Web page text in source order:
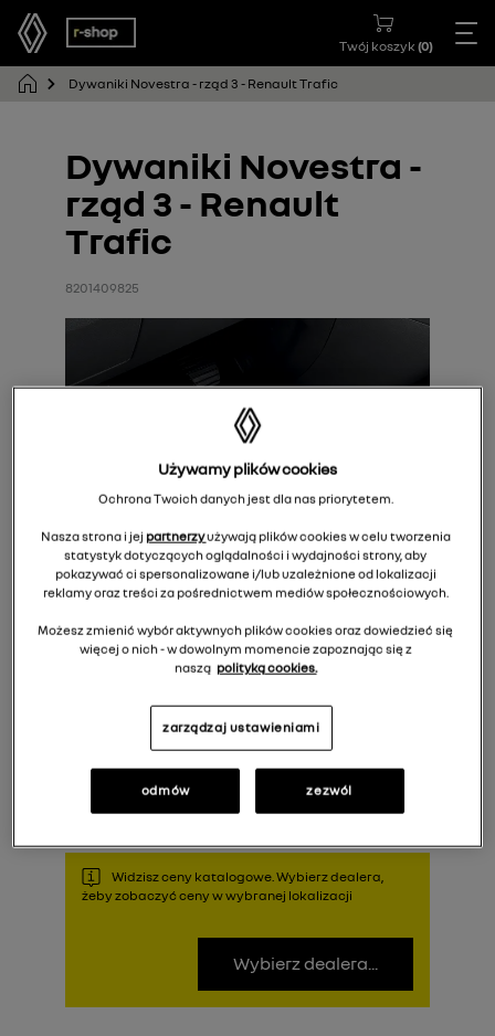
Twój koszyk (0)
Dywaniki Novestra - rząd 3 - Renault Trafic
Dywaniki Novestra -
rząd 3 - Renault
Trafic
8201409825
Cena rekomendowana:
Do koszyka
Widzisz ceny katalogowe. Wybierz dealera,
żeby zobaczyć ceny w wybranej lokalizacji
Wybierz dealera...
Używamy plików cookies
Ochrona Twoich danych jest dla nas priorytetem.
Nasza strona i jej partnerzyużywają plików cookies w celu tworzenia
statystyk dotyczących oglądalności i wydajności strony, aby
pokazywać ci spersonalizowane i/lub uzależnione od lokalizacji
reklamy oraz treści za pośrednictwem mediów społecznościowych.
Możesz zmienić wybór aktywnych plików cookies oraz dowiedzieć się
więcej o nich - w dowolnym momencie zapoznając się z
naszą polityką cookies.
zarządzaj ustawieniami
odmów zezwól